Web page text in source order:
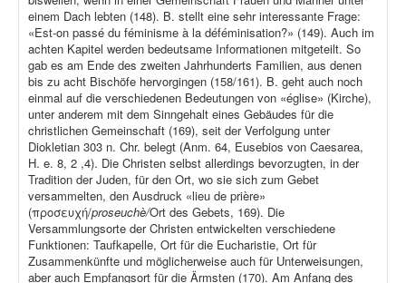
einem Dach lebten (148). B. stellt eine sehr interessante Frage:
«Est-on passé du féminisme à la déféminisation?» (149). Auch im
achten Kapitel werden bedeutsame Informationen mitgeteilt. So
gab es am Ende des zweiten Jahrhunderts Familien, aus denen
bis zu acht Bischöfe hervorgingen (158/161). B. geht auch noch
einmal auf die verschiedenen Bedeutungen von «église» (Kirche),
unter anderem mit dem Sinngehalt eines Gebäudes für die
christlichen Gemeinschaft (169), seit der Verfolgung unter
Diokletian 303 n. Chr. belegt (Anm. 64, Eusebios von Caesarea,
H. e. 8, 2 ,4). Die Christen selbst allerdings bevorzugten, in der
Tradition der Juden, für den Ort, wo sie sich zum Gebet
versammelten, den Ausdruck «lieu de prière»
(προσευχή/proseuchè/Ort des Gebets, 169). Die
Versammlungsorte der Christen entwickelten verschiedene
Funktionen: Taufkapelle, Ort für die Eucharistie, Ort für
Zusammenkünfte und möglicherweise auch für Unterweisungen,
aber auch Empfangsort für die Ärmsten (170). Am Anfang des